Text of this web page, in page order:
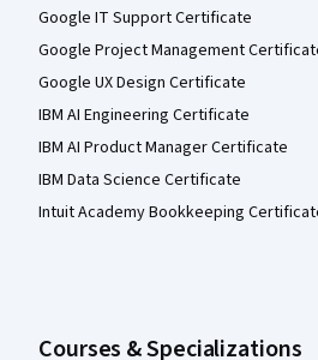
Google IT Support Certificate
Google Project Management
Google UX Design Certificate
IBM AI Engineering Certificate
IBM AI Product Manager Certificate
IBM Data Science Certificate
Intuit Academy Bookkeeping
Courses & Specializations